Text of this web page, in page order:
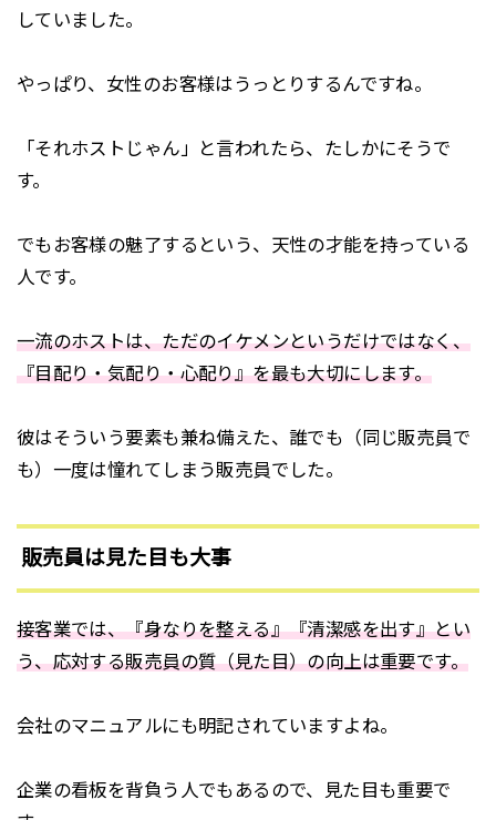
していました。
やっぱり、女性のお客様はうっとりするんですね。
「それホストじゃん」と言われたら、たしかにそうで
す。
でもお客様の魅了するという、天性の才能を持っている
人です。
一流のホストは、ただのイケメンというだけではなく、
『目配り・気配り・心配り』を最も大切にします。
彼はそういう要素も兼ね備えた、誰でも（同じ販売員で
も）一度は憧れてしまう販売員でした。
販売員は見た目も大事
接客業では、『身なりを整える』『清潔感を出す』とい
う、応対する販売員の質（見た目）の向上は重要です。
会社のマニュアルにも明記されていますよね。
企業の看板を背負う人でもあるので、見た目も重要で